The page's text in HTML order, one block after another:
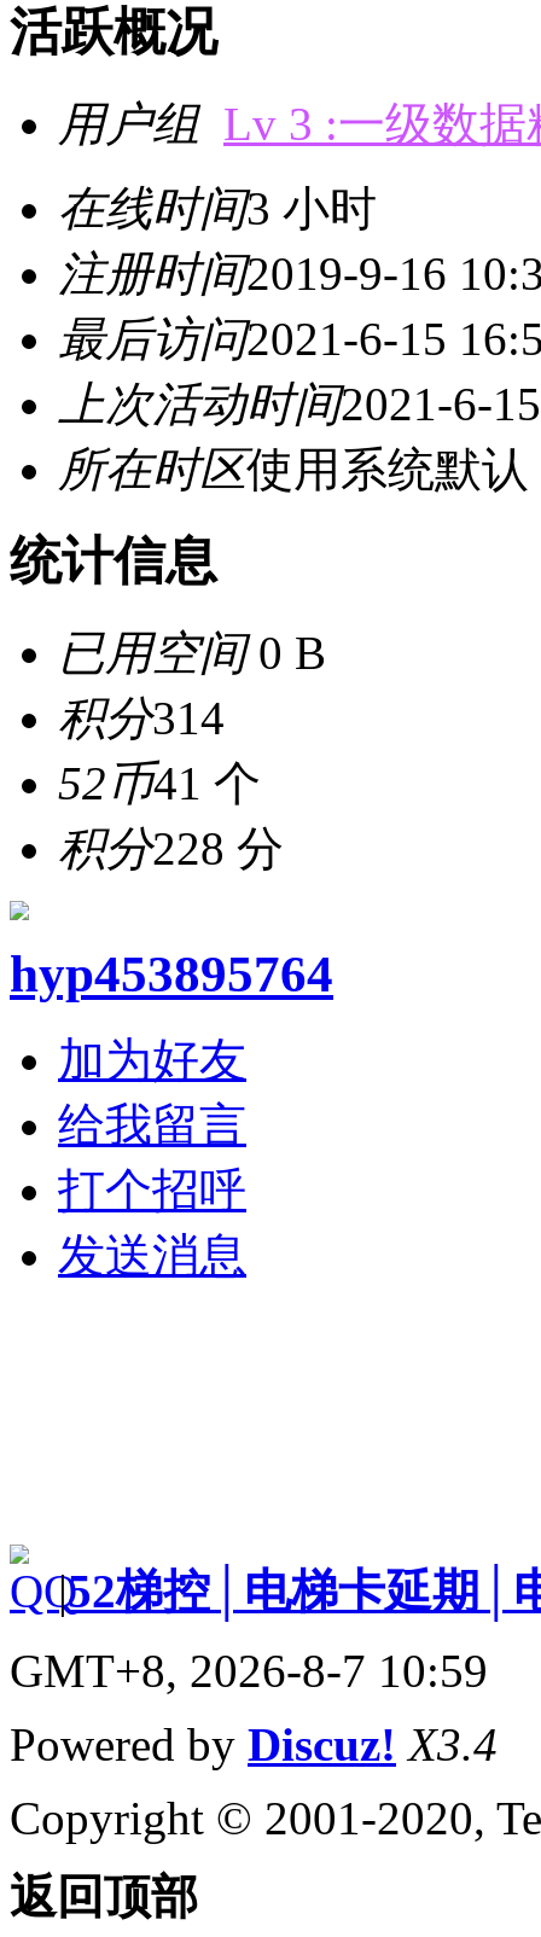
活跃概况
用户组 Lv 3 :一级数据
在线时间3 小时
注册时间2019-9-16
最后访问2021-6-15
上次活动时间2021-6-
所在时区使用系统默认
统计信息
已用空间0 B
积分314
52币41 个
积分228 分
hyp453895764
加为好友
给我留言
打个招呼
发送消息
|52梯控│电梯卡延期│
GMT+8, 2026-8-7 10:59
Powered by Discuz! X3.4
Copyright © 2001-2020,
返回顶部